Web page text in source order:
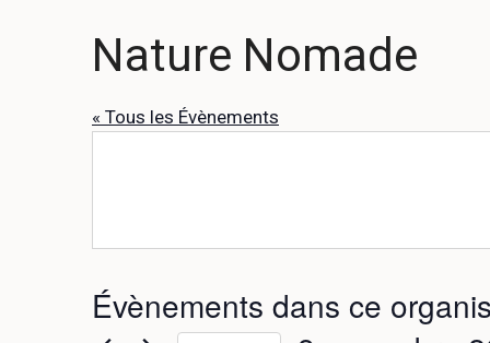
Nature Nomade
« Tous les Évènements
Évènements dans ce